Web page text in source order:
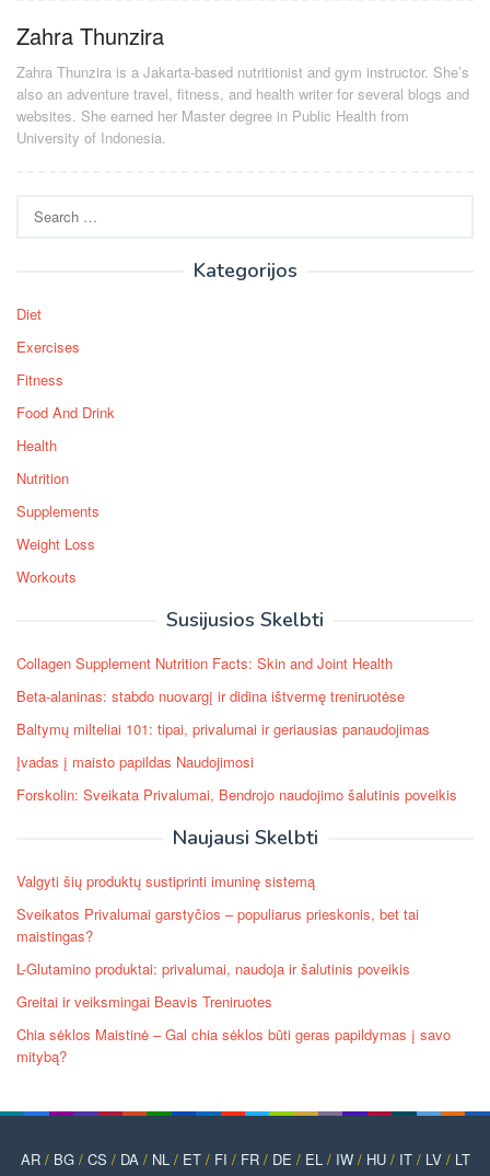
Zahra Thunzira
Zahra Thunzira is a Jakarta-based nutritionist and gym instructor. She’s
also an adventure travel, fitness, and health writer for several blogs and
websites. She earned her Master degree in Public Health from
University of Indonesia.
for:
Kategorijos
Diet
Exercises
Fitness
Food And Drink
Health
Nutrition
Supplements
Weight Loss
Workouts
Susijusios Skelbti
Collagen Supplement Nutrition Facts: Skin and Joint Health
Beta-alaninas: stabdo nuovargį ir didina ištvermę treniruotėse
Baltymų milteliai 101: tipai, privalumai ir geriausias panaudojimas
Įvadas į maisto papildas Naudojimosi
Forskolin: Sveikata Privalumai, Bendrojo naudojimo šalutinis poveikis
Naujausi Skelbti
Valgyti šių produktų sustiprinti imuninę sistemą
Sveikatos Privalumai garstyčios – populiarus prieskonis, bet tai
maistingas?
L-Glutamino produktai: privalumai, naudoja ir šalutinis poveikis
Greitai ir veiksmingai Beavis Treniruotes
Chia sėklos Maistinė – Gal chia sėklos būti geras papildymas į savo
mitybą?
AR/ BG/ CS / DA / NL / ET/ FI / FR/ DE / EL / IW/ HU/ IT/ LV/ LT